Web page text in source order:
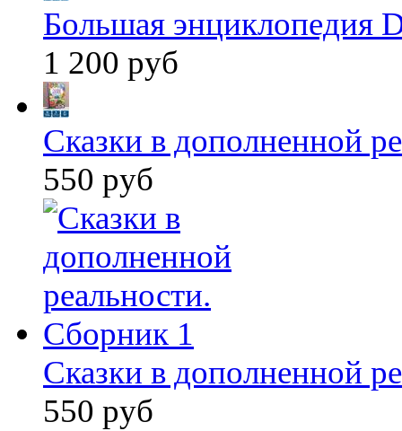
Большая энциклопедия
1 200 руб
Сказки в дополненной
550 руб
Сказки в дополненной
550 руб